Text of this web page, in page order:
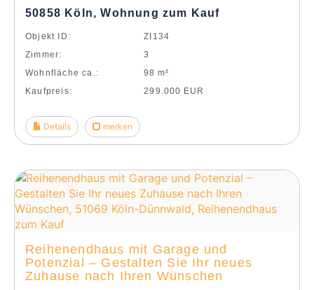
50858 Köln, Wohnung zum Kauf
Objekt ID:
ZI134
Zimmer:
3
Wohnfläche ca.:
98 m²
Kaufpreis:
299.000 EUR
Details merken
Reihenendhaus mit Garage und
Potenzial – Gestalten Sie Ihr neues
Zuhause nach Ihren Wünschen